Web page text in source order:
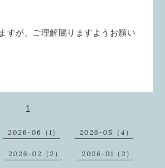
すが、ご理解賜りますようお願い
1
2026-06（1） 2026-05（4）
2026-02（2） 2026-01（2）